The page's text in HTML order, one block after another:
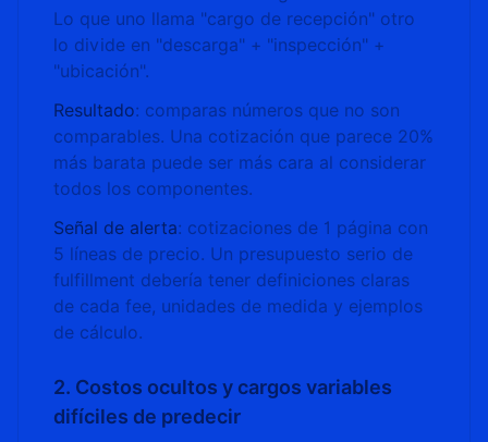
Lo que uno llama "cargo de recepción" otro
lo divide en "descarga" + "inspección" +
"ubicación".
Resultado: comparas números que no son
comparables. Una cotización que parece 20%
más barata puede ser más cara al considerar
todos los componentes.
Señal de alerta: cotizaciones de 1 página con
5 líneas de precio. Un presupuesto serio de
fulfillment debería tener definiciones claras
de cada fee, unidades de medida y ejemplos
de cálculo.
2. Costos ocultos y cargos variables
difíciles de predecir